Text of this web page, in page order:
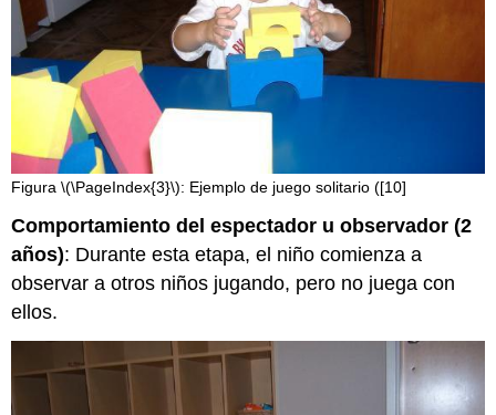
Figura \(\PageIndex{3}\): Ejemplo de juego solitario ([10]
Comportamiento del espectador u observador (2
años): Durante esta etapa, el niño comienza a
observar a otros niños jugando, pero no juega con
ellos.